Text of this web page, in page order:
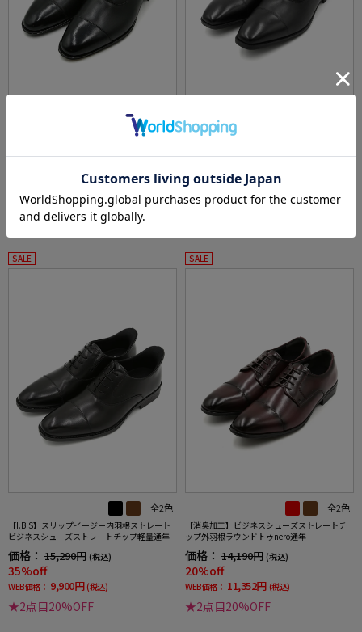
【日本製】シューズストレートチップ内羽根
ビジネスシューズS＆MBLUELABEL通年
価格：20,900円 (税込)
★2点目20%OFF
ビジネスシューズストレートチップ内羽根テ
価格：9,900円 (税込)
★2点目20%OFF
SALE
全2色
【I.B.S】スリップイージー内羽根ストレート
ビジネスシューズストレートチップ軽量通年
価格： 15,290円 (税込)
35%off
WEB価格： 9,900円 (税込)
★2点目20%OFF
SALE
全2色
【消臭加工】ビジネスシューズストレートチ
ップ外羽根ラウンドトゥnero通年
価格： 14,190円 (税込)
20%off
WEB価格： 11,352円 (税込)
★2点目20%OFF